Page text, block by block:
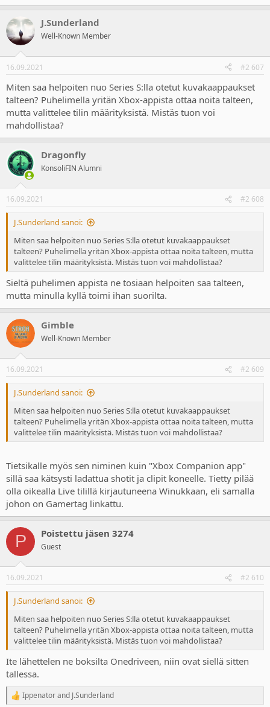
J.Sunderland
Well-Known Member
16.09.2021 #2 607
Miten saa helpoiten nuo Series S:lla otetut kuvakaappaukset
talteen? Puhelimella yritän Xbox-appista ottaa noita talteen,
mutta valittelee tilin määrityksistä. Mistäs tuon voi
mahdollistaa?
Dragonfly
KonsoliFIN Alumni
16.09.2021 #2 608
J.Sunderland sanoi:
Miten saa helpoiten nuo Series S:lla otetut kuvakaappaukset
talteen? Puhelimella yritän Xbox-appista ottaa noita talteen, mutta
valittelee tilin määrityksistä. Mistäs tuon voi mahdollistaa?
Sieltä puhelimen appista ne tosiaan helpoiten saa talteen,
mutta minulla kyllä toimi ihan suorilta.
Gimble
Well-Known Member
16.09.2021 #2 609
J.Sunderland sanoi:
Miten saa helpoiten nuo Series S:lla otetut kuvakaappaukset
talteen? Puhelimella yritän Xbox-appista ottaa noita talteen, mutta
valittelee tilin määrityksistä. Mistäs tuon voi mahdollistaa?
Tietsikalle myös sen niminen kuin "Xbox Companion app"
sillä saa kätsysti ladattua shotit ja clipit koneelle. Tietty pilää
olla oikealla Live tilillä kirjautuneena Winukkaan, eli samalla
johon on Gamertag linkattu.
P Poistettu jäsen 3274
Guest
16.09.2021 #2 610
J.Sunderland sanoi:
Miten saa helpoiten nuo Series S:lla otetut kuvakaappaukset
talteen? Puhelimella yritän Xbox-appista ottaa noita talteen, mutta
valittelee tilin määrityksistä. Mistäs tuon voi mahdollistaa?
Ite lähettelen ne boksilta Onedriveen, niin ovat siellä sitten
tallessa.
R
Ippenatorand J.Sunderland